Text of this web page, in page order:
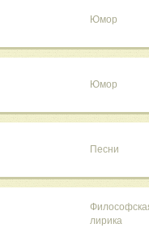
Юмор
Юмор
Песни
лирика